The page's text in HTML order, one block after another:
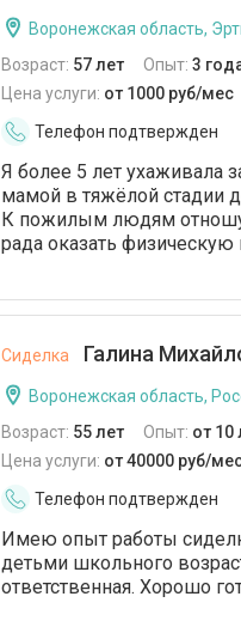
Воронежская область,
Возраст: 57 лет Опыт: 3
Цена услуги: от 1000 руб/мес
Телефон подтвержден
Я более 5 лет ухаживала
мамой в тяжёлой стадии
К пожилым людям
рада оказать
Сиделка Галина
Воронежская область,
Возраст: 55 лет Опыт: от 10
Цена услуги: от 40000 руб/
Телефон подтвержден
Имею опыт работы
детьми школьного
ответственная. Хорошо